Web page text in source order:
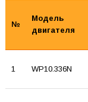
№
Модель
двигателя
1 WP10.336N